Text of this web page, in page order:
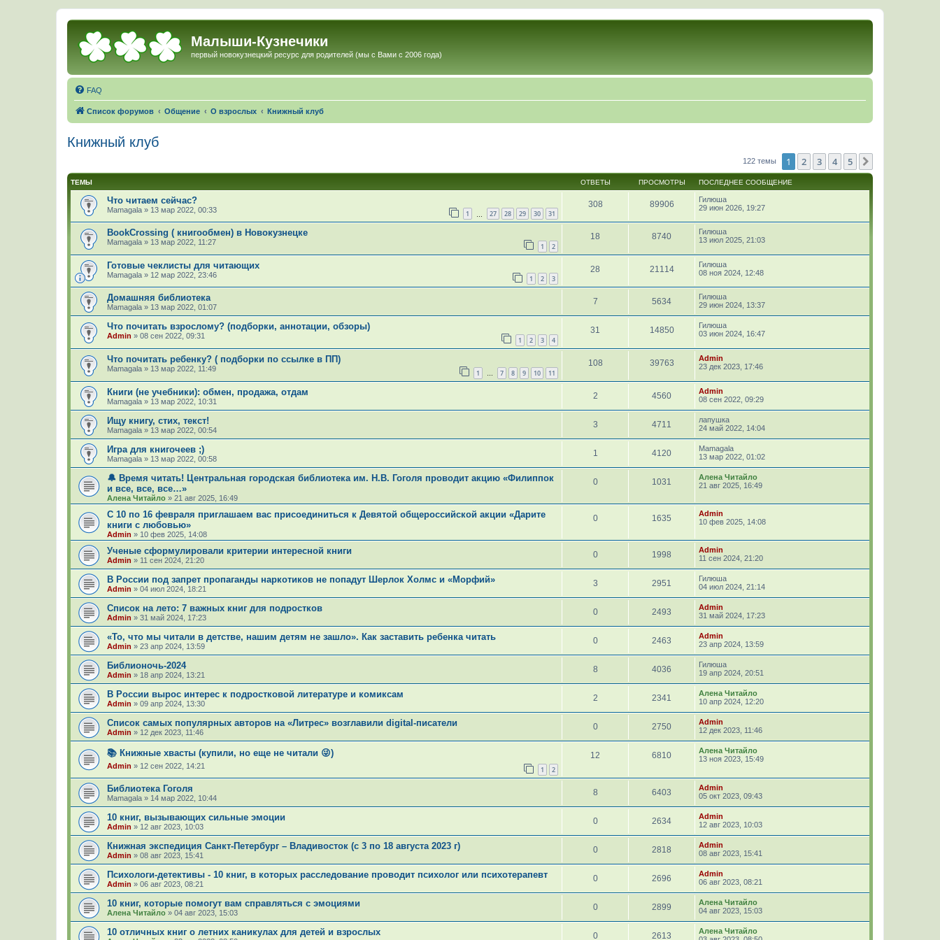
Малыши-Кузнечики
первый новокузнецкий ресурс для родителей (мы с Вами с 2006 года)
FAQ
Список форумов Общение О взрослых Книжный клуб
Книжный клуб
122 темы 1 2 3 4 5
ТЕМЫ ОТВЕТЫ ПРОСМОТРЫ ПОСЛЕДНЕЕ СООБЩЕНИЕ
Что читаем сейчас?
Mamagala » 13 мар 2022, 00:33 1 27 28 29 30 31
308 89906
Гилюша
29 июн 2026, 19:27
BookCrossing ( книгообмен) в Новокузнецке
Mamagala » 13 мар 2022, 11:27 1 2
18 8740
Гилюша
13 июл 2025, 21:03
Готовые чеклисты для читающих
Mamagala » 12 мар 2022, 23:46 1 2 3
28 21114
Гилюша
08 ноя 2024, 12:48
Домашняя библиотека
Mamagala » 13 мар 2022, 01:07
7 5634
Гилюша
29 июн 2024, 13:37
Что почитать взрослому? (подборки, аннотации, обзоры)
Admin » 08 сен 2022, 09:31 1 2 3 4
31 14850
Гилюша
03 июн 2024, 16:47
Что почитать ребенку? ( подборки по ссылке в ПП)
Mamagala » 13 мар 2022, 11:49 1 … 7 8 9 10 11
108 39763
Admin
23 дек 2023, 17:46
Книги (не учебники): обмен, продажа, отдам
Mamagala » 13 мар 2022, 10:31
2 4560
Admin
08 сен 2022, 09:29
Ищу книгу, стих, текст!
Mamagala » 13 мар 2022, 00:54
3 4711
лапушка
24 май 2022, 14:04
Игра для книгочеев ;)
Mamagala » 13 мар 2022, 00:58
1 4120
Mamagala
13 мар 2022, 01:02
🔔 Время читать! Центральная городская библиотека им. Н.В. Гоголя проводит акцию «Филиппок
и все, все, все…»
Алена Читайло » 21 авг 2025, 16:49
0 1031
Алена Читайло
21 авг 2025, 16:49
С 10 по 16 февраля приглашаем вас присоединиться к Девятой общероссийской акции «Дарите
книги с любовью»
Admin » 10 фев 2025, 14:08
0 1635
Admin
10 фев 2025, 14:08
Ученые сформулировали критерии интересной книги
Admin » 11 сен 2024, 21:20
0 1998
Admin
11 сен 2024, 21:20
В России под запрет пропаганды наркотиков не попадут Шерлок Холмс и «Морфий»
Admin » 04 июл 2024, 18:21
3 2951
Гилюша
04 июл 2024, 21:14
Список на лето: 7 важных книг для подростков
Admin » 31 май 2024, 17:23
0 2493
Admin
31 май 2024, 17:23
«То, что мы читали в детстве, нашим детям не зашло». Как заставить ребенка читать
Admin » 23 апр 2024, 13:59
0 2463
Admin
23 апр 2024, 13:59
Библионочь-2024
Admin » 18 апр 2024, 13:21
8 4036
Гилюша
19 апр 2024, 20:51
В России вырос интерес к подростковой литературе и комиксам
Admin » 09 апр 2024, 13:30
2 2341
Алена Читайло
10 апр 2024, 12:20
Список самых популярных авторов на «Литрес» возглавили digital-писатели
Admin » 12 дек 2023, 11:46
0 2750
Admin
12 дек 2023, 11:46
📚 Книжные хвасты (купили, но еще не читали 😜)
Admin » 12 сен 2022, 14:21 1 2
12 6810
Алена Читайло
13 ноя 2023, 15:49
Библиотека Гоголя
Mamagala » 14 мар 2022, 10:44
8 6403
Admin
05 окт 2023, 09:43
10 книг, вызывающих сильные эмоции
Admin » 12 авг 2023, 10:03
0 2634
Admin
12 авг 2023, 10:03
Книжная экспедиция Санкт-Петербург – Владивосток (с 3 по 18 августа 2023 г)
Admin » 08 авг 2023, 15:41
0 2818
Admin
08 авг 2023, 15:41
Психологи-детективы - 10 книг, в которых расследование проводит психолог или психотерапевт
Admin » 06 авг 2023, 08:21
0 2696
Admin
06 авг 2023, 08:21
10 книг, которые помогут вам справляться с эмоциями
Алена Читайло » 04 авг 2023, 15:03
0 2899
Алена Читайло
04 авг 2023, 15:03
10 отличных книг о летних каникулах для детей и взрослых 0 2613
Алена Читайло